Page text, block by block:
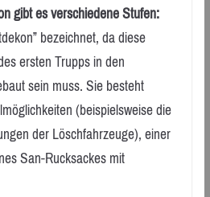
gibt es verschiedene Stufen:
bezeichnet, da diese
ersten Trupps in den
sein muss. Sie besteht
(beispielsweise die
der Löschfahrzeuge), einer
San-Rucksackes mit